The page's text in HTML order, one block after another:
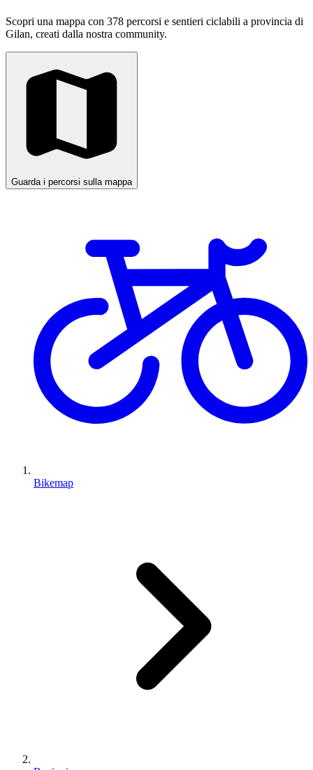
Scopri una mappa con 378 percorsi e sentieri ciclabili a provincia di
Gilan, creati dalla nostra community.
Guarda i percorsi sulla mappa
Bikemap